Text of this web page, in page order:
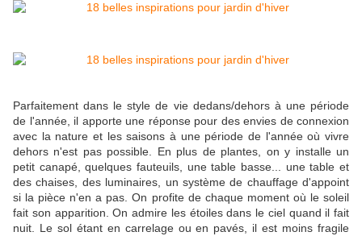
Parfaitement dans le style de vie dedans/dehors à une période
de l'année, il apporte une réponse pour des envies de connexion
avec la nature et les saisons à une période de l'année où vivre
dehors n'est pas possible. En plus de plantes, on y installe un
petit canapé, quelques fauteuils, une table basse... une table et
des chaises, des luminaires, un système de chauffage d'appoint
si la pièce n'en a pas. On profite de chaque moment où le soleil
fait son apparition. On admire les étoiles dans le ciel quand il fait
nuit. Le sol étant en carrelage ou en pavés, il est moins fragile